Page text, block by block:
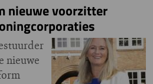
nieuwe voorzitter
nieuwe